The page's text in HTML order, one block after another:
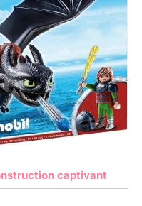
captivant